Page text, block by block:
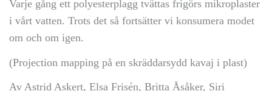
Varje gång ett polyesterplagg tvättas frigörs mikroplaster
i vårt vatten. Trots det så fortsätter vi konsumera modet
om och om igen.
(Projection mapping på en skräddarsydd kavaj i plast)
Av Astrid Askert, Elsa Frisén, Britta Åsåker, Siri